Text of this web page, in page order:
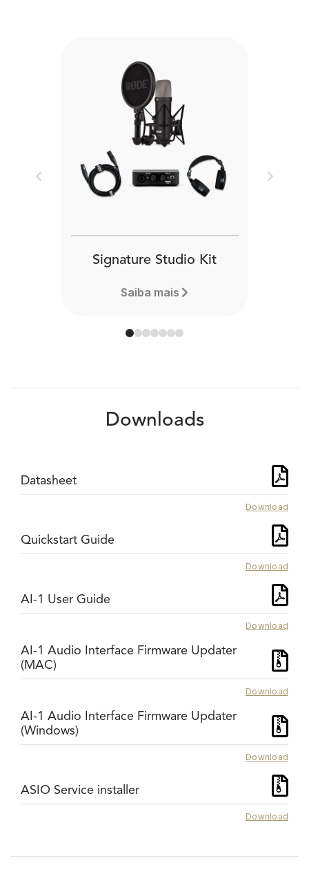
Signature Studio Kit
Saiba mais
Previous Next
Downloads
Datasheet
Download
Quickstart Guide
Download
AI-1 User Guide
Download
AI-1 Audio Interface Firmware Updater
(MAC)
Download
AI-1 Audio Interface Firmware Updater
(Windows)
Download
ASIO Service installer
Download